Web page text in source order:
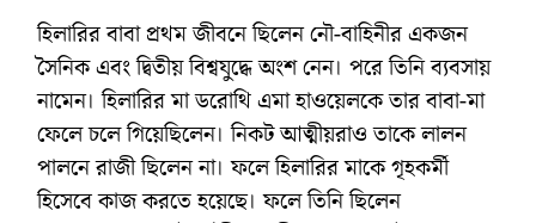
হিলারির বাবা প্রথম জীবনে ছিলেন নৌ-বাহিনীর একজন
সৈনিক এবং দ্বিতীয় বিশ্বযুদ্ধে অংশ নেন। পরে তিনি ব্যবসায়
নামেন। হিলারির মা ডরোথি এমা হাওয়েলকে তার বাবা-মা
ফেলে চলে গিয়েছিলেন। নিকট আত্মীয়রাও তাকে লালন
পালনে রাজী ছিলেন না। ফলে হিলারির মাকে গৃহকর্মী
হিসেবে কাজ করতে হয়েছে। ফলে তিনি ছিলেন